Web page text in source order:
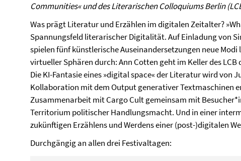
Communities« und des Literarischen Colloquiums Berlin
Was prägt Literatur und Erzählen im digitalen Zeitalter?
Spannungsfeld literarischer Digitalität. Auf Einladung von
spielen fünf künstlerische Auseinandersetzungen neue
virtueller Sphären durch: Ann Cotten geht im Keller des
Die KI-Fantasie eines »digital space« der Literatur wird
Kollaboration mit dem Output generativer Textmaschinen
Zusammenarbeit mit Cargo Cult gemeinsam mit
Territorium politischer Handlungsmacht. Und in einer
zukünftigen Erzählens und Werdens einer (post-)digitalen
Durchgängig an allen drei Festivaltagen: